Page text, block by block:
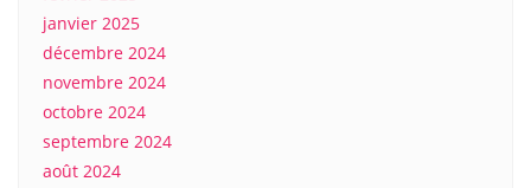
janvier 2025
décembre 2024
novembre 2024
octobre 2024
septembre 2024
août 2024